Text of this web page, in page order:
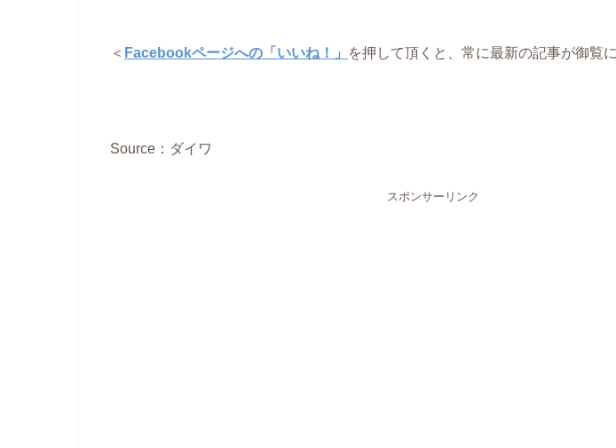
＜ Facebookページへの「いいね！」 を押して頂くと、常に最新の記事が御覧
Source：ダイワ
スポンサーリンク